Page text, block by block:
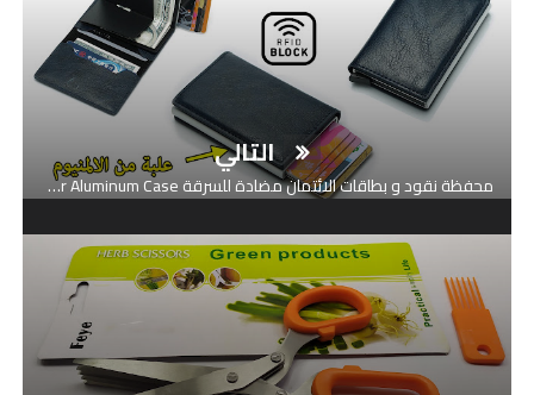
التالي
محفظة نقود و بطاقات الائتمان مضادة للسرقة Anti-Theft RFID Wallet Credit Card Holder Aluminum Case